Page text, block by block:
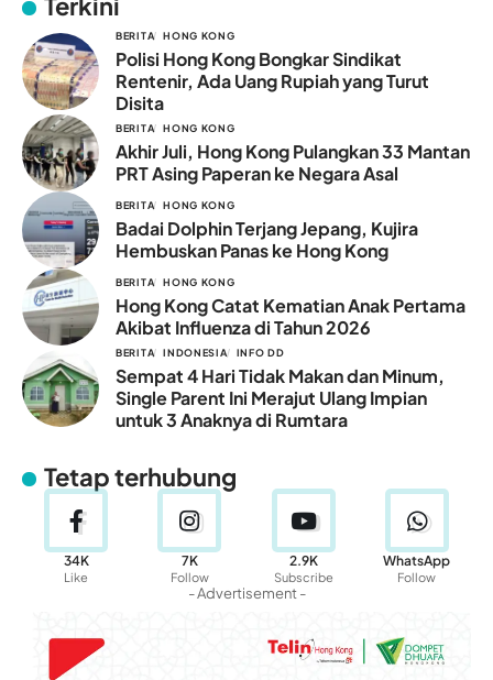
BERITA HONG KONG
Polisi Hong Kong Bongkar Sindikat
Rentenir, Ada Uang Rupiah yang Turut
Disita
BERITA HONG KONG
Akhir Juli, Hong Kong Pulangkan 33 Mantan
PRT Asing Paperan ke Negara Asal
BERITA HONG KONG
Badai Dolphin Terjang Jepang, Kujira
Hembuskan Panas ke Hong Kong
BERITA HONG KONG
Hong Kong Catat Kematian Anak Pertama
Akibat Influenza di Tahun 2026
BERITA INDONESIA INFO DD
Sempat 4 Hari Tidak Makan dan Minum,
Single Parent Ini Merajut Ulang Impian
untuk 3 Anaknya di Rumtara
Tetap terhubung
34K
Like
7K
Follow
2.9K
Subscribe
WhatsApp
Follow
- Advertisement -